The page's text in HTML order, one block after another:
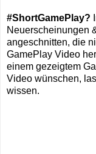
#ShortGamePlay?
Neuerscheinungen
angeschnitten, die
GamePlay Video
einem gezeigtem
Video wünschen,
wissen.